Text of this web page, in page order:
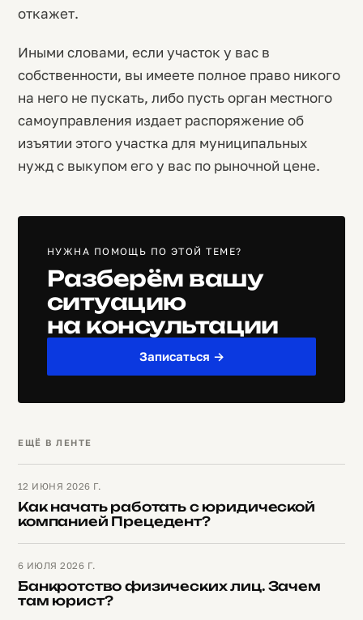
откажет.
Иными словами, если участок у вас в
собственности, вы имеете полное право никого
на него не пускать, либо пусть орган местного
самоуправления издает распоряжение об
изъятии этого участка для муниципальных
нужд с выкупом его у вас по рыночной цене.
НУЖНА ПОМОЩЬ ПО ЭТОЙ ТЕМЕ?
Разберём вашу
ситуацию
на консультации
Записаться →
ЕЩЁ В ЛЕНТЕ
12 ИЮНЯ 2026 Г.
Как начать работать с юридической
компанией Прецедент?
6 ИЮЛЯ 2026 Г.
Банкротство физических лиц. Зачем
там юрист?